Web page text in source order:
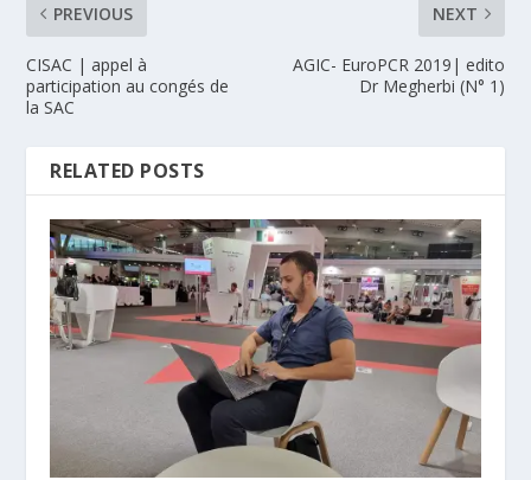
PREVIOUS
CISAC | appel à
participation au congés de
la SAC
NEXT
AGIC- EuroPCR 2019| edito
Dr Megherbi (N° 1)
RELATED POSTS